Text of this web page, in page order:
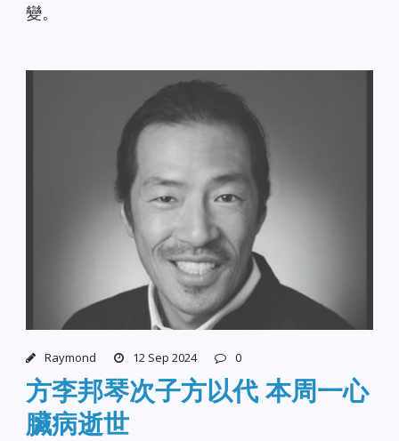
變。
Raymond 12 Sep 2024 0
方李邦琴次子方以代 本周一心
臟病逝世